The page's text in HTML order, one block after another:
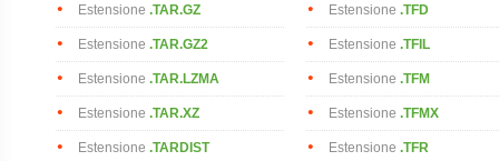
Estensione .TAR.GZ
Estensione .TAR.GZ2
Estensione .TAR.LZMA
Estensione .TAR.XZ
Estensione .TARDIST
Estensione .TFD
Estensione .TFIL
Estensione .TFM
Estensione .TFMX
Estensione .TFR